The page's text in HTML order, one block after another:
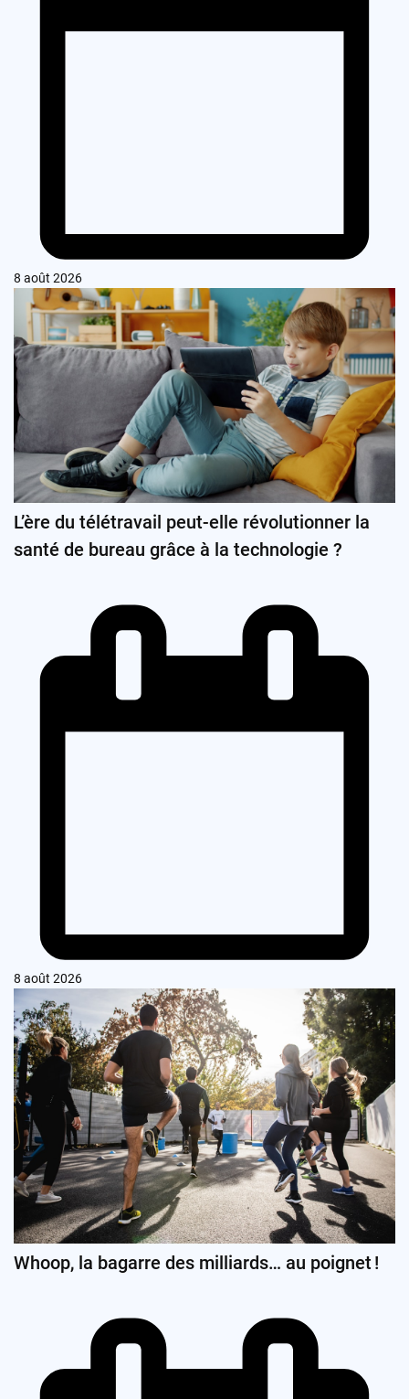
8 août 2026
L’ère du télétravail peut-elle révolutionner la
santé de bureau grâce à la technologie ?
8 août 2026
Whoop, la bagarre des milliards… au poignet !